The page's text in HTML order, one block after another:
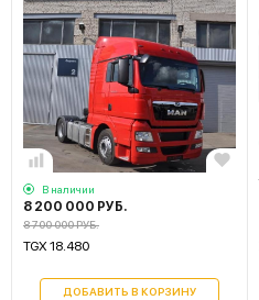
В наличии
8 200 000 РУБ.
8 700 000 РУБ.
TGX 18.480
ДОБАВИТЬ В КОРЗИНУ